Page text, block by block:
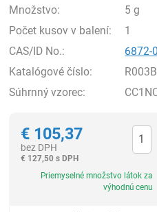
Množstvo:
5 g
Počet kusov v balení:
1
CAS/ID No.:
6872-
Katalógové číslo:
Súhrnný vzorec:
€ 105,37
bez DPH
€ 127,50 s DPH
Priemyselné množstvo látok za
výhodnú cenu